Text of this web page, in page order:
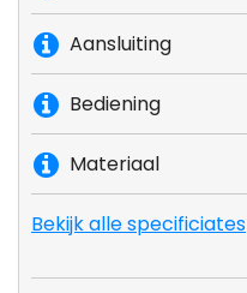
Aansluiting
Bediening
Materiaal
Bekijk alle specificiates